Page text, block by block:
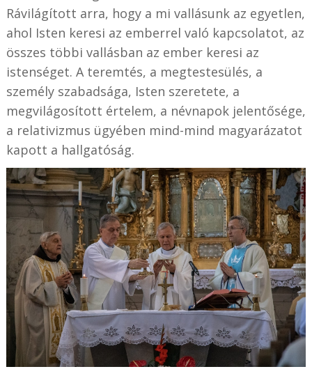
Rávilágított arra, hogy a mi vallásunk az egyetlen,
ahol Isten keresi az emberrel való kapcsolatot, az
összes többi vallásban az ember keresi az
istenséget. A teremtés, a megtestesülés, a
személy szabadsága, Isten szeretete, a
megvilágosított értelem, a névnapok jelentősége,
a relativizmus ügyében mind-mind magyarázatot
kapott a hallgatóság.